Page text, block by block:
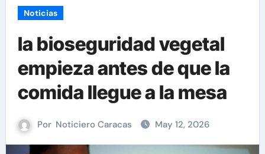
Noticias
la bioseguridad vegetal
empieza antes de que la
comida llegue a la mesa
Por Noticiero Caracas May 12, 2026